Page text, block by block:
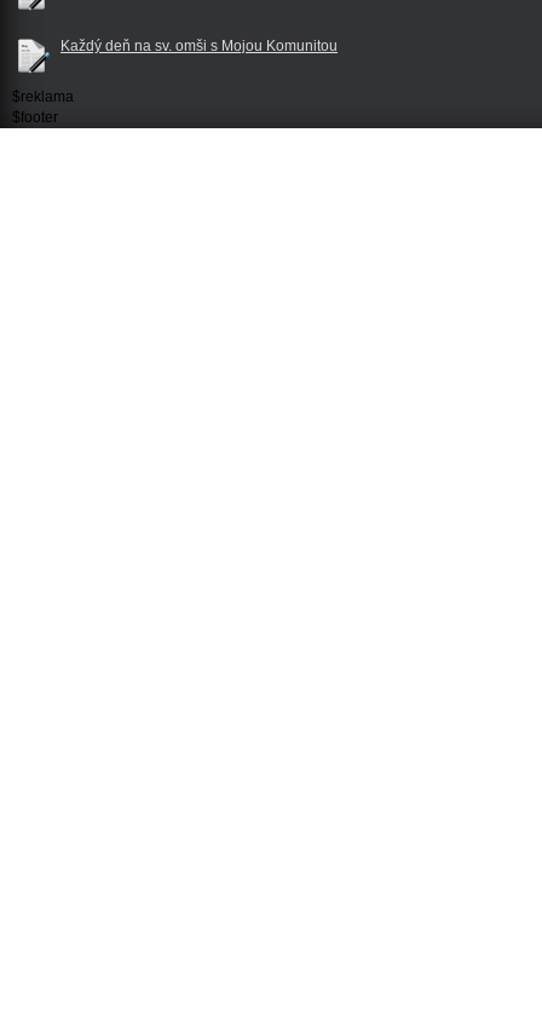
Každý deň na sv. omši s Mojou Komunitou
$reklama
$footer